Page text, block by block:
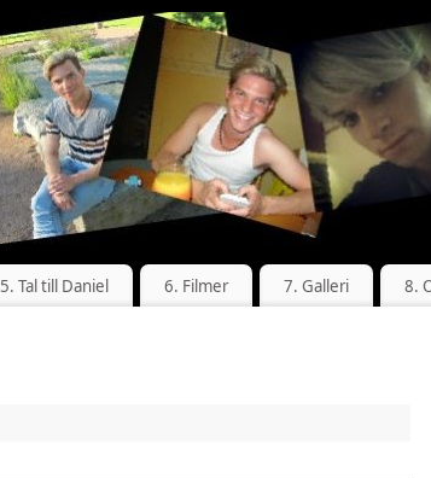
5. Tal till Daniel 6. Filmer 7. Galleri 8.